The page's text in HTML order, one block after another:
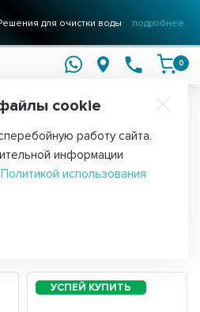
для очистки воды подробнее
0
Датчики температуры
для ТЭНов 16A
cookie
работу сайта.
информации
Политикой использования